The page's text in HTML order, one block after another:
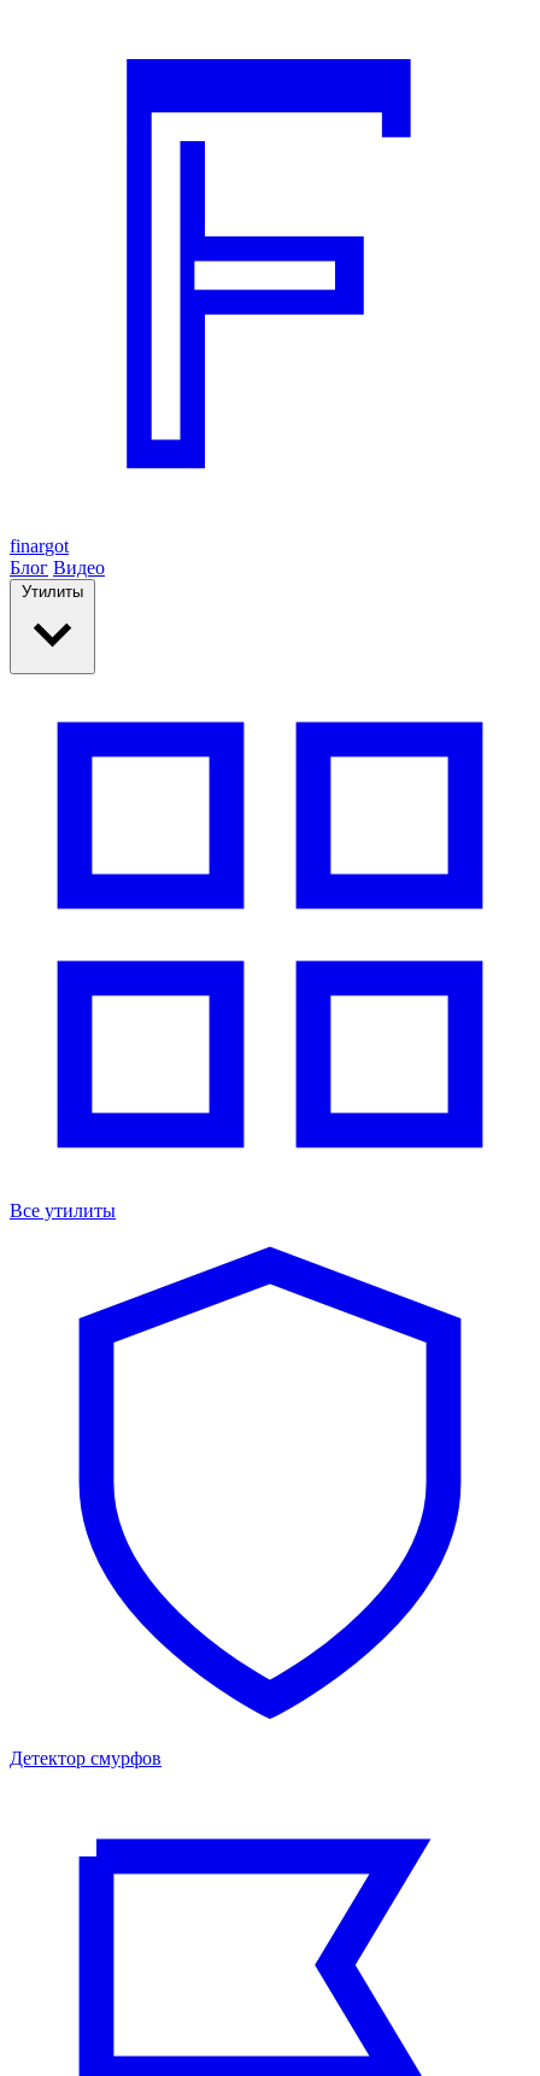
finargot
Блог Видео
Утилиты
Все утилиты
Детектор смурфов